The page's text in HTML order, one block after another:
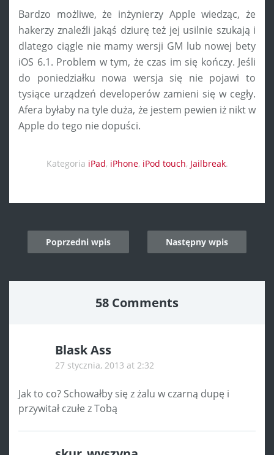
Bardzo możliwe, że inżynierzy Apple wiedząc, że
hakerzy znaleźli jakąś dziurę też jej usilnie szukają i
dlatego ciągle nie mamy wersji GM lub nowej bety
iOS 6.1. Problem w tym, że czas im się kończy. Jeśli
do poniedziałku nowa wersja się nie pojawi to
tysiące urządzeń developerów zamieni się w cegły.
Afera byłaby na tyle duża, że jestem pewien iż nikt w
Apple do tego nie dopuści.
Kategoria iPad, iPhone, iPod touch, Jailbreak.
Post
navigation
Poprzedni wpis Następny wpis
58 Comments
Blask Ass
27 stycznia, 2013 at 2:32
Jak to co? Schowałby się z żalu w czarną dupę i
przywitał czułe z Tobą